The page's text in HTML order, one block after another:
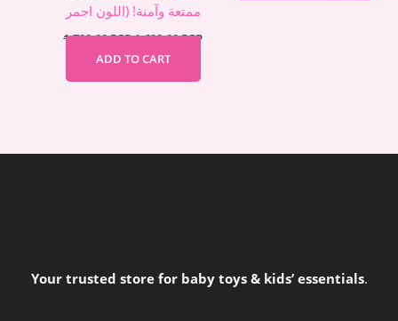
ممتعة وآمنة! (اللون احمر
1.790,00EGP1.690,00EGP
ADD TO CART
Your trusted store for baby toys & kids’ essentials.